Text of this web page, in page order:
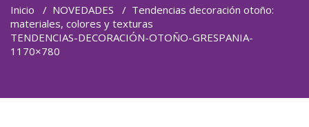
Inicio / NOVEDADES / Tendencias decoración otoño:
materiales, colores y texturas
TENDENCIAS-DECORACIÓN-OTOÑO-GRESPANIA-
1170×780